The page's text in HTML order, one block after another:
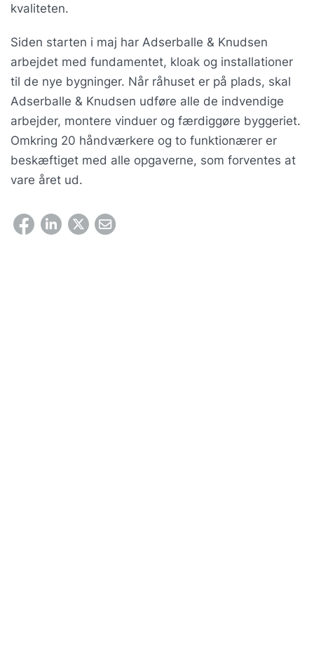
kvaliteten.
Siden starten i maj har Adserballe & Knudsen
arbejdet med fundamentet, kloak og installationer
til de nye bygninger. Når råhuset er på plads, skal
Adserballe & Knudsen udføre alle de indvendige
arbejder, montere vinduer og færdiggøre byggeriet.
Omkring 20 håndværkere og to funktionærer er
beskæftiget med alle opgaverne, som forventes at
vare året ud.